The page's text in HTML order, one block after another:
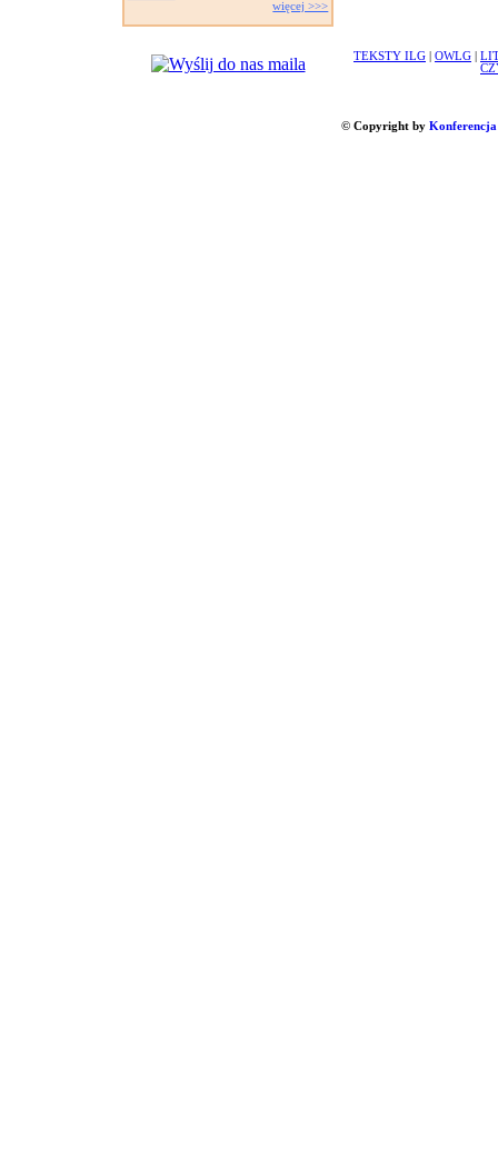
więcej >>>
TEKSTY ILG OWLG
© Copyright by Konferencja